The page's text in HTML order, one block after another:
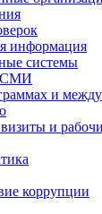
информация
системы
СМИ
и
и
коррупции